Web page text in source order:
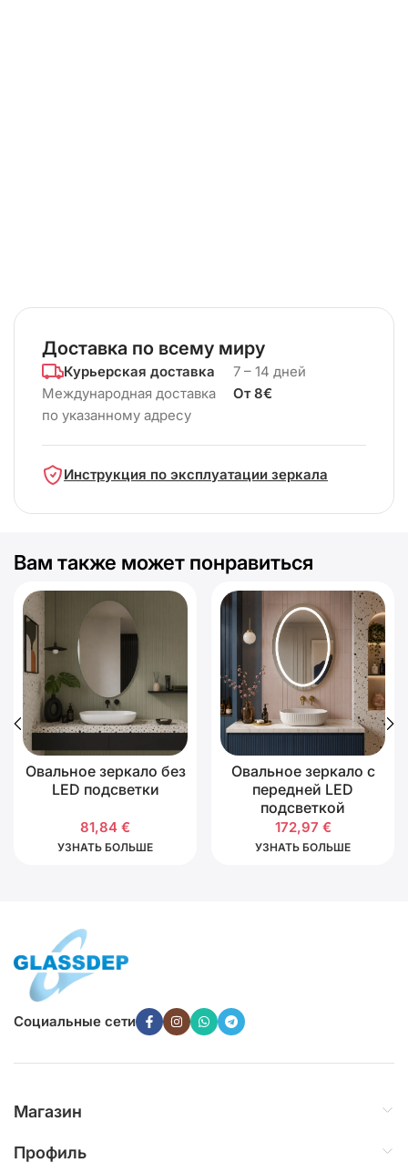
Доставка по всему миру
Курьерская доставка
Международная доставка
по указанному адресу
7 – 14 дней
От 8€
Инструкция по эксплуатации зеркала
Вам также может понравиться
Овальное зеркало без
LED подсветки
81,84 €
УЗНАТЬ БОЛЬШЕ
Овальное зеркало с
передней LED
подсветкой
172,97 €
УЗНАТЬ БОЛЬШЕ
Социальные сети
Магазин
Профиль